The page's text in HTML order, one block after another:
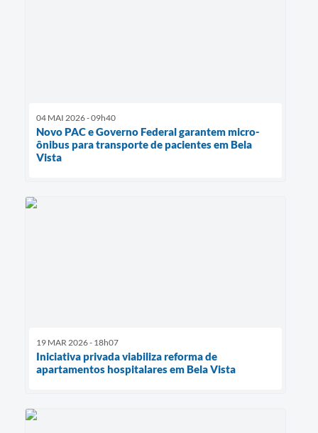
04 MAI 2026 - 09h40
Novo PAC e Governo Federal garantem micro-
ônibus para transporte de pacientes em Bela
Vista
19 MAR 2026 - 18h07
Iniciativa privada viabiliza reforma de
apartamentos hospitalares em Bela Vista